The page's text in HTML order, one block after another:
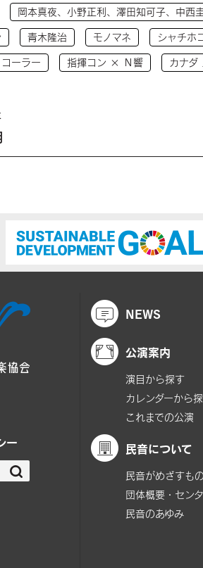
岡本真夜、小野正利、澤田知可子、中西
青木隆治 モノマネ シャチホ
ーラー 指揮コン × Ｎ響 カナダ
ー
NEWS
公演案内
演目から探す
カレンダーから
これまでの公演
民音について
民音がめざすも
団体概要・セン
民音のあゆみ